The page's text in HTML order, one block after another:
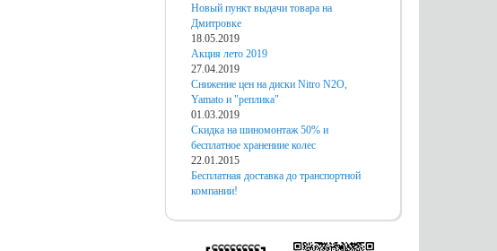
Новый пункт выдачи товара на
Дмитровке
18.05.2019
Акция лето 2019
27.04.2019
Снижение цен на диски Nitro N2O,
Yamato и "реплика"
01.03.2019
Скидка на шиномонтаж 50% и
бесплатное хранениие колес
22.01.2015
Бесплатная доставка до транспортной
компании!